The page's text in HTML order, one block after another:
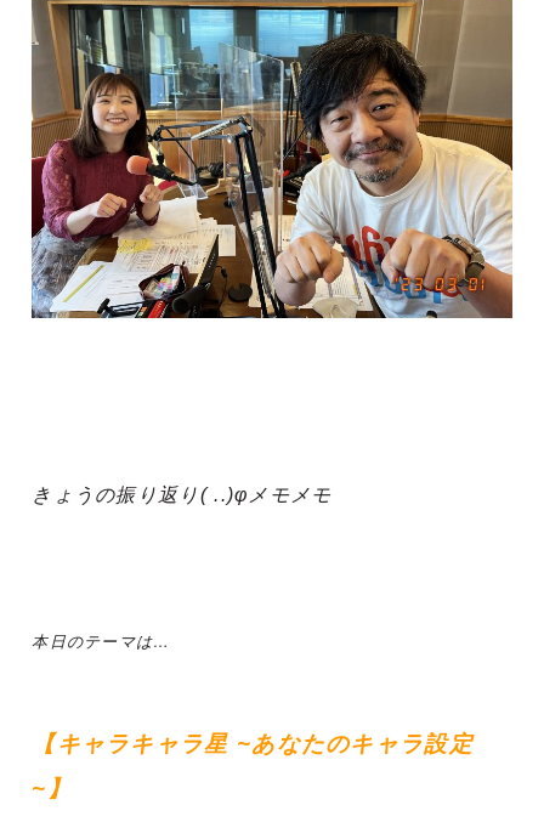
きょうの振り返り( ..)φメモメモ
本日のテーマは…
【キャラキャラ星 ~あなたのキャラ設定
~】